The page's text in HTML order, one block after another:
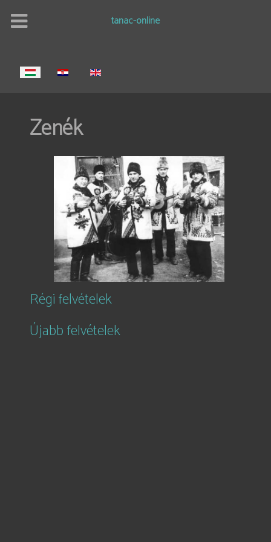
tanac-online
Válasszon nyelvet
Zenék
Régi felvételek
Újabb felvételek